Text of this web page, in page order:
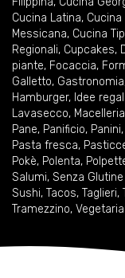
Cucina Latina, Cucina
Messicana, Cucina
Regionali, Cupcakes,
piante, Focaccia,
Galletto, Gastronomia
Hamburger, Idee
Lavasecco, Macelleria
Pane, Panificio, Panini,
Pasta fresca,
Pokè, Polenta,
Salumi, Senza
Sushi, Tacos, Taglieri,
Tramezzino,